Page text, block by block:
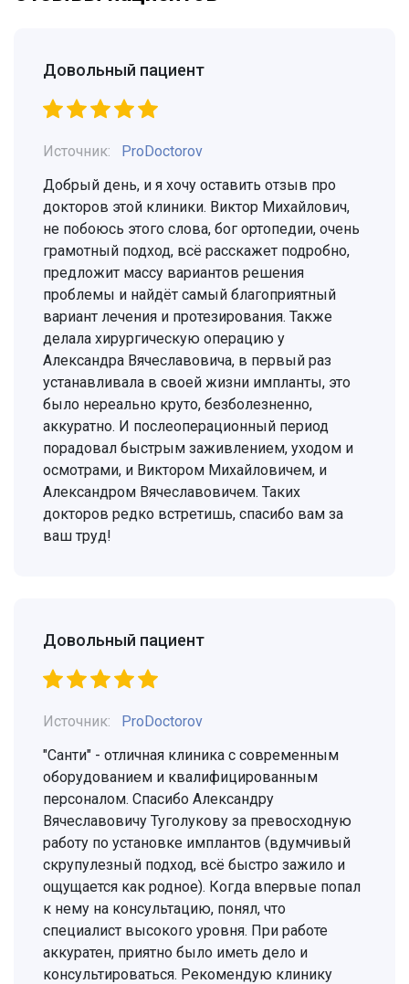
Довольный пациент
Источник:
ProDoctorov
Добрый день, и я хочу оставить отзыв про
докторов этой клиники. Виктор Михайлович,
не побоюсь этого слова, бог ортопедии, очень
грамотный подход, всё расскажет подробно,
предложит массу вариантов решения
проблемы и найдёт самый благоприятный
вариант лечения и протезирования. Также
делала хирургическую операцию у
Александра Вячеславовича, в первый раз
устанавливала в своей жизни импланты, это
было нереально круто, безболезненно,
аккуратно. И послеоперационный период
порадовал быстрым заживлением, уходом и
осмотрами, и Виктором Михайловичем, и
Александром Вячеславовичем. Таких
докторов редко встретишь, спасибо вам за
ваш труд!
Довольный пациент
Источник:
ProDoctorov
"Санти" - отличная клиника с современным
оборудованием и квалифицированным
персоналом. Спасибо Александру
Вячеславовичу Туголукову за превосходную
работу по установке имплантов (вдумчивый
скрупулезный подход, всё быстро зажило и
ощущается как родное). Когда впервые попал
к нему на консультацию, понял, что
специалист высокого уровня. При работе
аккуратен, приятно было иметь дело и
консультироваться. Рекомендую клинику